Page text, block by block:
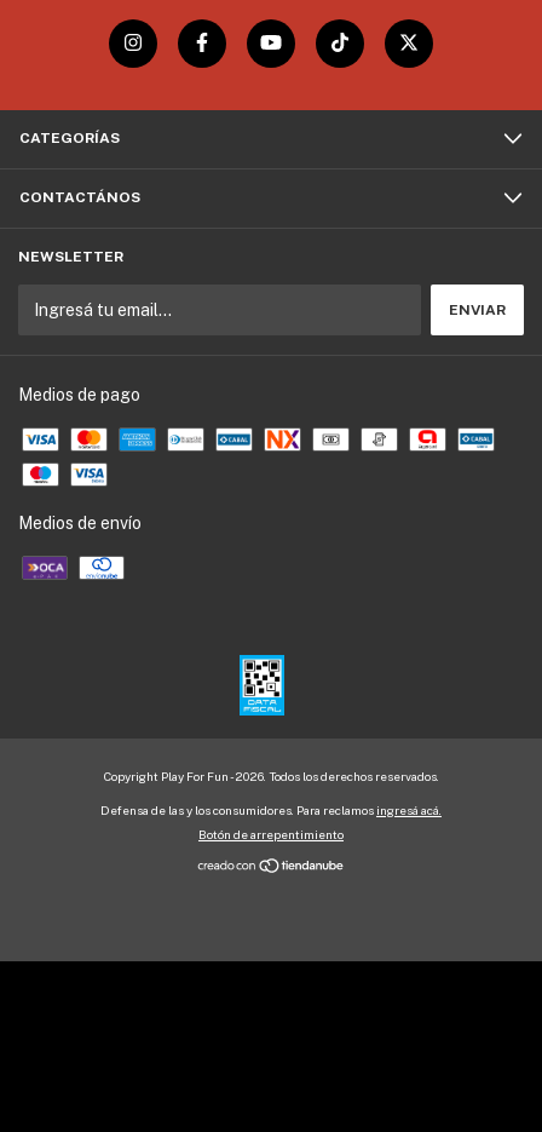
CATEGORÍAS
CONTACTÁNOS
NEWSLETTER
Medios de pago
Medios de envío
Copyright Play For Fun - 2026. Todos los derechos reservados.
Defensa de las y los consumidores. Para reclamos ingresá acá.
Botón de arrepentimiento